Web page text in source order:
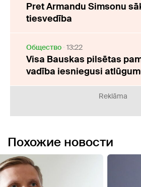
Pret Armandu Simsonu
tiesvedība
Oбщество 13:22
Visa Bauskas pilsētas
vadība iesniegusi
Reklāma
Похожие новости